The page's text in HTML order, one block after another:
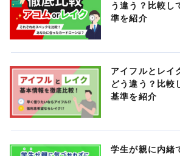
う違う？比較し
準を紹介
アイフルとレイ
どう違う？比較
基準を紹介
学生が親に内緒